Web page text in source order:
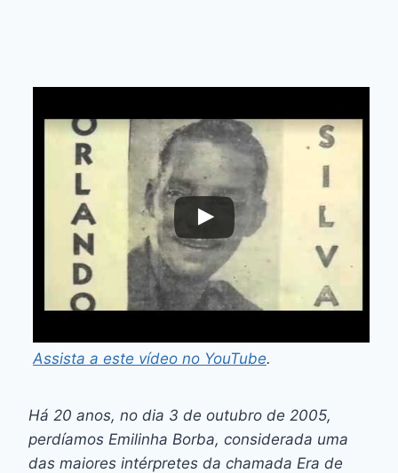
Assista a este vídeo no YouTube.
Há 20 anos, no dia 3 de outubro de 2005,
perdíamos Emilinha Borba, considerada uma
das maiores intérpretes da chamada Era de